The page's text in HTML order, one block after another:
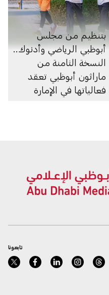
بتنظيم من مجلس
أبوظبي الرياضي وأدنوك..
النسخة الثامنة من
ماراثون أبوظبي تعقد
فعالياتها في الإمارة
تابعونا